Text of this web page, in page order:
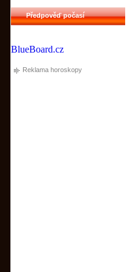
Předpověď počasí
BlueBoard.cz
Reklama horoskopy